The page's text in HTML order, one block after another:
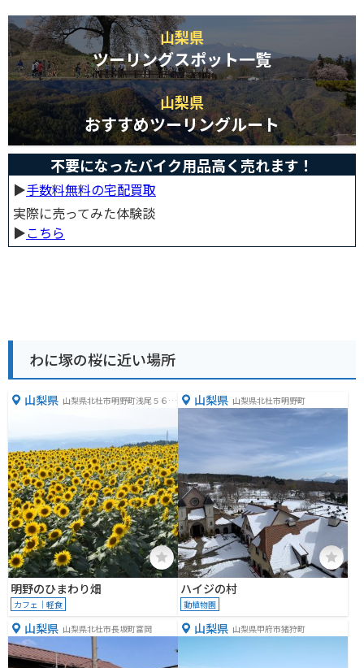
山梨県
ツーリングスポット一覧
山梨県
おすすめツーリングルート
不要になったバイク用品高く売れます！
▶︎手数料無料の宅配買取
実際に売ってみた体験談
▶︎こちら
わに塚の桜に近い場所
山梨県 山梨県北杜市明野町浅尾５６６
明野のひまわり畑
カフェ｜軽食
山梨県 山梨県北杜市明野町
ハイジの村
動植物園
山梨県 山梨県北杜市長坂町富岡 山梨県 山梨県甲府市猪狩町